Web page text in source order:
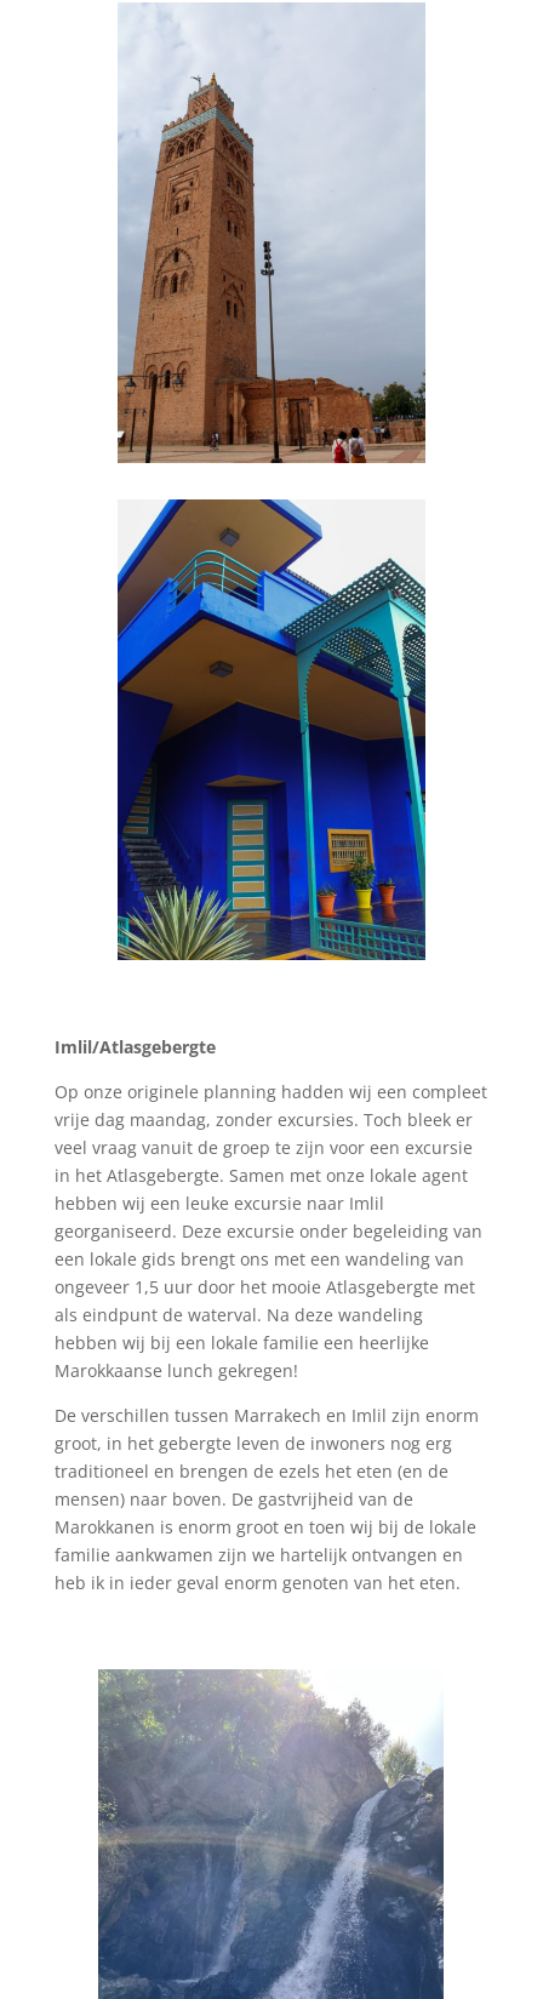
Imlil/Atlasgebergte
Op onze originele planning hadden wij een compleet
vrije dag maandag, zonder excursies. Toch bleek er
veel vraag vanuit de groep te zijn voor een excursie
in het Atlasgebergte. Samen met onze lokale agent
hebben wij een leuke excursie naar Imlil
georganiseerd. Deze excursie onder begeleiding van
een lokale gids brengt ons met een wandeling van
ongeveer 1,5 uur door het mooie Atlasgebergte met
als eindpunt de waterval. Na deze wandeling
hebben wij bij een lokale familie een heerlijke
Marokkaanse lunch gekregen!
De verschillen tussen Marrakech en Imlil zijn enorm
groot, in het gebergte leven de inwoners nog erg
traditioneel en brengen de ezels het eten (en de
mensen) naar boven. De gastvrijheid van de
Marokkanen is enorm groot en toen wij bij de lokale
familie aankwamen zijn we hartelijk ontvangen en
heb ik in ieder geval enorm genoten van het eten.